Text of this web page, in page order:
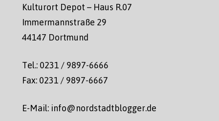
Kulturort Depot – Haus R.07
Immermannstraße 29
44147 Dortmund
Tel.: 0231 / 9897-6666
Fax: 0231 / 9897-6667
E-Mail: info@nordstadtblogger.de